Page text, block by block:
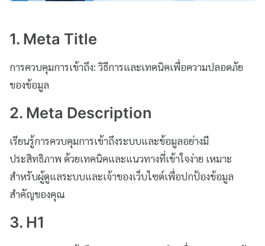
1. Meta Title
การควบคุมการเข้าถึง: วิธีการและเทคนิคเพื่อความปลอดภัย
ของข้อมูล
2. Meta Description
เรียนรู้การควบคุมการเข้าถึงระบบและข้อมูลอย่างมี
ประสิทธิภาพ ด้วยเทคนิคและแนวทางที่เข้าใจง่าย เหมาะ
สำหรับผู้ดูแลระบบและเจ้าของเว็บไซต์เพื่อปกป้องข้อมูล
สำคัญของคุณ
3. H1